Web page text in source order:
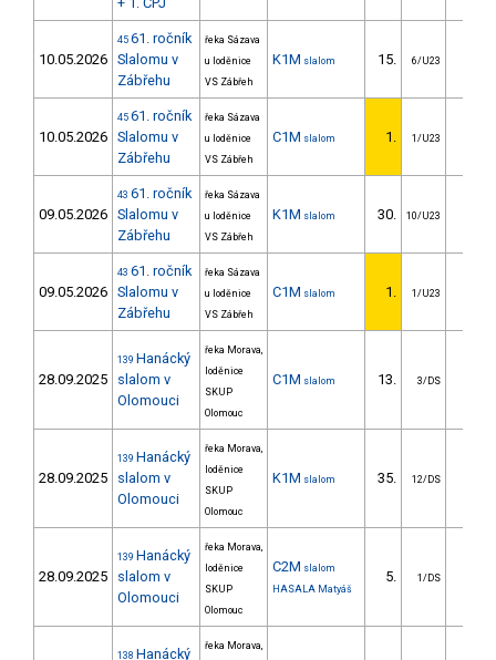
10.05.2026
45 61. ročník
Slalomu v
Zábřehu
řeka Sázava
u loděnice
VS Zábřeh
K1M slalom 15. 6/U23
10.05.2026
45 61. ročník
Slalomu v
Zábřehu
řeka Sázava
u loděnice
VS Zábřeh
C1M slalom 1. 1/U23
09.05.2026
43 61. ročník
Slalomu v
Zábřehu
řeka Sázava
u loděnice
VS Zábřeh
K1M slalom 30. 10/U23
09.05.2026
43 61. ročník
Slalomu v
Zábřehu
řeka Sázava
u loděnice
VS Zábřeh
C1M slalom 1. 1/U23
28.09.2025
139 Hanácký
slalom v
Olomouci
řeka Morava,
loděnice
SKUP
Olomouc
C1M slalom 13. 3/DS
28.09.2025
139 Hanácký
slalom v
Olomouci
řeka Morava,
loděnice
SKUP
Olomouc
K1M slalom 35. 12/DS
28.09.2025
139 Hanácký
slalom v
Olomouci
řeka Morava,
loděnice
SKUP
Olomouc
C2M slalom
HASALA Matyáš
5. 1/DS
138 Hanácký řeka Morava,